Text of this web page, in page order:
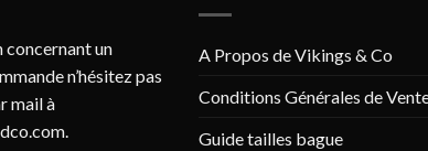
un
n’hésitez pas
mail à
.
A Propos de Vikings & Co
Conditions Générales de
Guide tailles bague